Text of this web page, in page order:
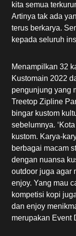
kita semua
Artinya tak ada
terus berkarya.
kepada seluruh
Menampilkan 32
Kustomain 2022
pengunjung yang
Treetop Zipline
bingar kustom
sebelumnya.
kustom. Karya-
berbagai macam
dengan nuansa
outdoor juga agar
enjoy. Yang mau
kompetisi kopi
dan enjoy
merupakan Event